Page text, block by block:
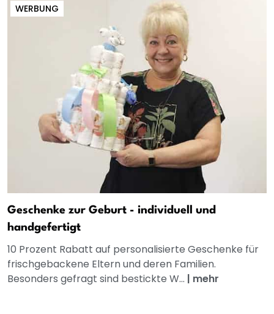
WERBUNG
Geschenke zur Geburt - individuell und
handgefertigt
10 Prozent Rabatt auf personalisierte Geschenke für
frischgebackene Eltern und deren Familien.
Besonders gefragt sind bestickte W... | mehr